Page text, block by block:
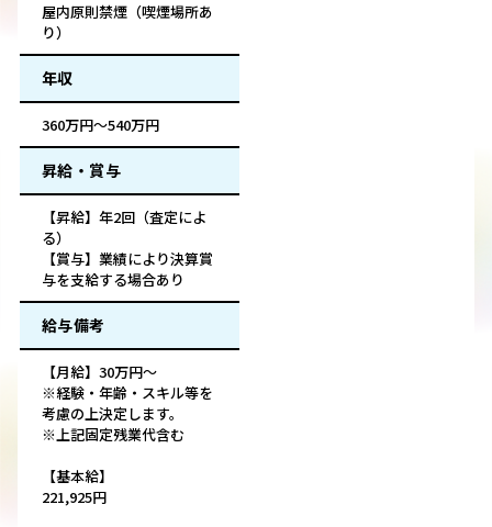
屋内原則禁煙（喫煙場所あ
り）
年収
360万円～540万円
昇給・賞与
【昇給】年2回（査定によ
る）
【賞与】業績により決算賞
与を支給する場合あり
給与備考
【月給】30万円～
※経験・年齢・スキル等を
考慮の上決定します。
※上記固定残業代含む
【基本給】
221,925円